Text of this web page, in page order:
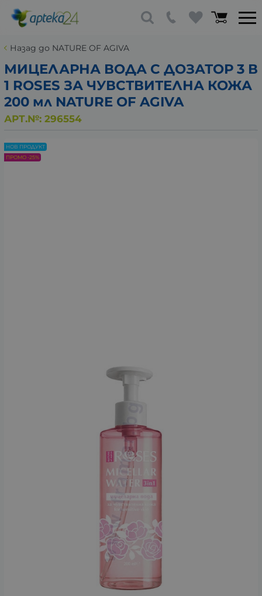
Назад до NATURE OF AGIVA
МИЦЕЛАРНА ВОДА С ДОЗАТОР 3 В
1 ROSES ЗА ЧУВСТВИТЕЛНА КОЖА
200 мл NATURE OF AGIVA
АРТ.№: 296554
НОВ ПРОДУКТ
ПРОМО -25%